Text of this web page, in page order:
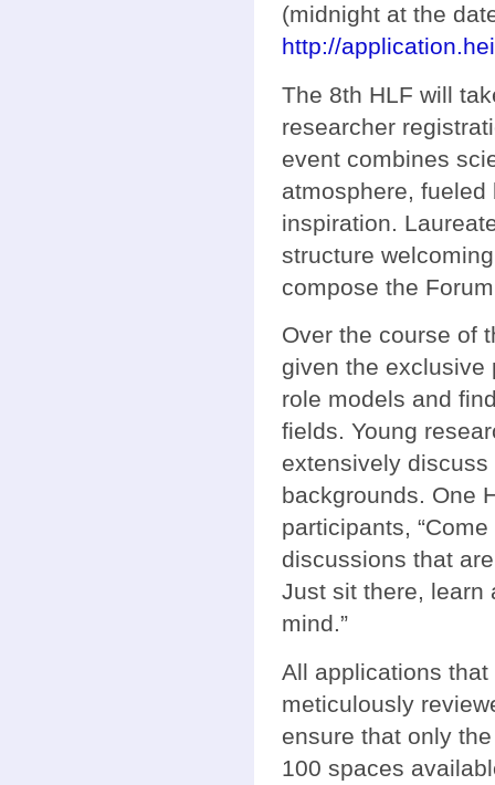
(midnight at the
http://
The 8th HLF will
researcher
event combines
atmosphere,
inspiration.
structure
compose the
Over the course of
given the exclusive
role models and
fields. Young
extensively
backgrounds. One
participants,
discussions that
Just sit there, learn
mind.”
All applications
meticulously
ensure that only
100 spaces